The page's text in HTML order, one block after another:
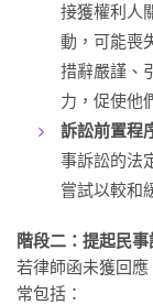
接獲權利人
動，可能喪
措辭嚴謹、
力，促使他
訴訟前置程
事訴訟的法
嘗試以較和
階段二：提起民事
若律師函未獲回
常包括：